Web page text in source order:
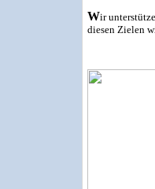
Wir
diesen Zielen